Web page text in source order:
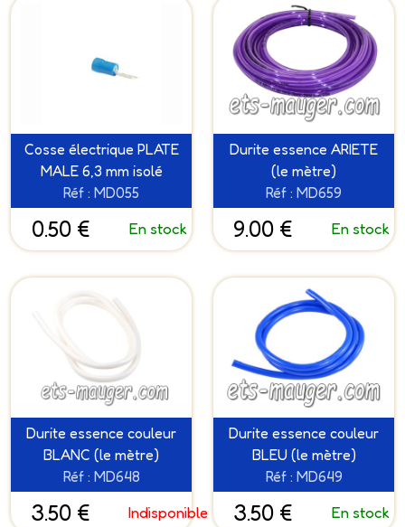
Cosse électrique PLATE
MALE 6,3 mm isolé
Réf : MD055
0.50 € En stock
Durite essence ARIETE
(le mètre)
Réf : MD659
9.00 € En stock
Durite essence couleur
BLANC (le mètre)
Réf : MD648
3.50 € Indisponible
Durite essence couleur
BLEU (le mètre)
Réf : MD649
3.50 € En stock